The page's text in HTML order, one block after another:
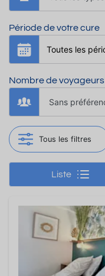
Période de votre cure
Nombre de voyageurs
Tous les filtres
Liste